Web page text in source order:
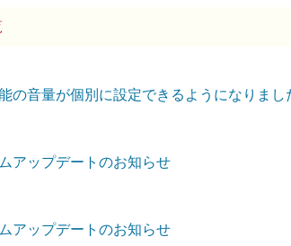
の音量が個別に設定できるようになりまし
アップデートのお知らせ
アップデートのお知らせ